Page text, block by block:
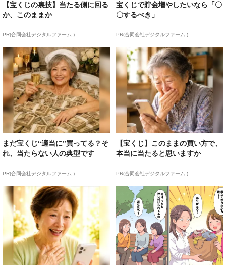
【宝くじの裏技】当たる側に回る
か、このままか
PR(合同会社デジタルファーム )
宝くじで貯金増やしたいなら「〇
〇するべき」
PR(合同会社デジタルファーム )
まだ宝くじ“適当に”買ってる？そ
れ、当たらない人の典型です
PR(合同会社デジタルファーム )
【宝くじ】このままの買い方で、
本当に当たると思いますか
PR(合同会社デジタルファーム )